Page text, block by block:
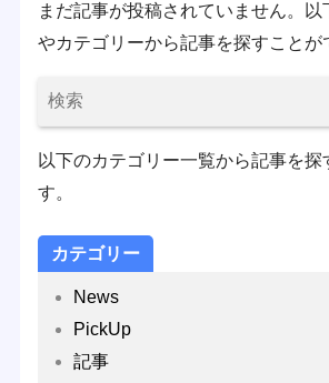
まだ記事が投稿されていません。以
やカテゴリーから記事を探すことが
以下のカテゴリー一覧から記事を探
す。
カテゴリー
News
PickUp
記事